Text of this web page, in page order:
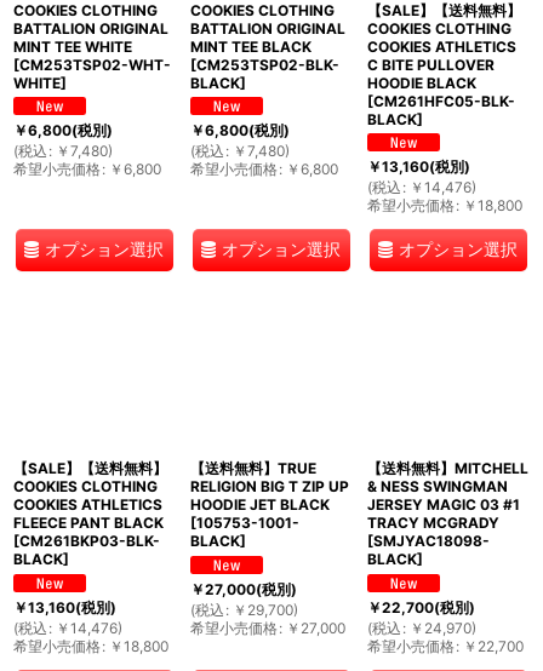
COOKIES CLOTHING
BATTALION ORIGINAL
MINT TEE WHITE
[CM253TSP02-WHT-
WHITE]
￥6,800(税別)
(税込 : ￥ 7,480)
希望小売価格: ￥ 6,800
オプション選択
COOKIES CLOTHING
BATTALION ORIGINAL
MINT TEE BLACK
[CM253TSP02-BLK-
BLACK]
￥6,800(税別)
(税込 : ￥ 7,480)
希望小売価格: ￥ 6,800
オプション選択
【SALE】【送料無料】
COOKIES CLOTHING
COOKIES ATHLETICS
C BITE PULLOVER
HOODIE BLACK
[CM261HFC05-BLK-
BLACK]
￥13,160(税別)
(税込 : ￥ 14,476)
希望小売価格: ￥ 18,800
オプション選択
【SALE】【送料無料】
COOKIES CLOTHING
COOKIES ATHLETICS
FLEECE PANT BLACK
[CM261BKP03-BLK-
BLACK]
￥13,160(税別)
(税込 : ￥ 14,476)
希望小売価格: ￥ 18,800
【送料無料】TRUE
RELIGION BIG T ZIP UP
HOODIE JET BLACK
[105753-1001-
BLACK]
￥27,000(税別)
(税込 : ￥ 29,700)
希望小売価格: ￥ 27,000
【送料無料】MITCHELL
& NESS SWINGMAN
JERSEY MAGIC 03 #1
TRACY MCGRADY
[SMJYAC18098-
BLACK]
￥22,700(税別)
(税込 : ￥ 24,970)
希望小売価格: ￥ 22,700